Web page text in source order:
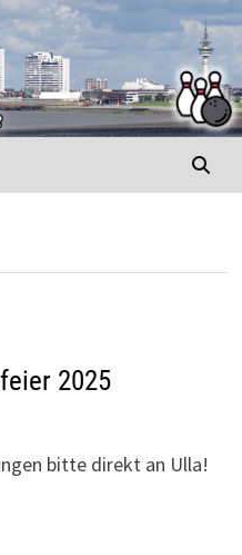
2025
bitte direkt an Ulla!